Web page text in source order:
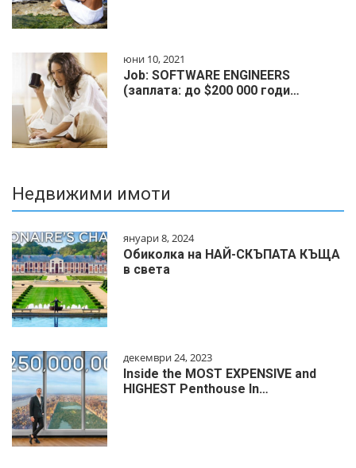
юни 10, 2021
Job: SOFTWARE ENGINEERS
(заплата: до $200 000 годи…
Недвижими имоти
януари 8, 2024
Обиколка на НАЙ-СКЪПАТА КЪЩА
в света
декември 24, 2023
Inside the MOST EXPENSIVE and
HIGHEST Penthouse In…